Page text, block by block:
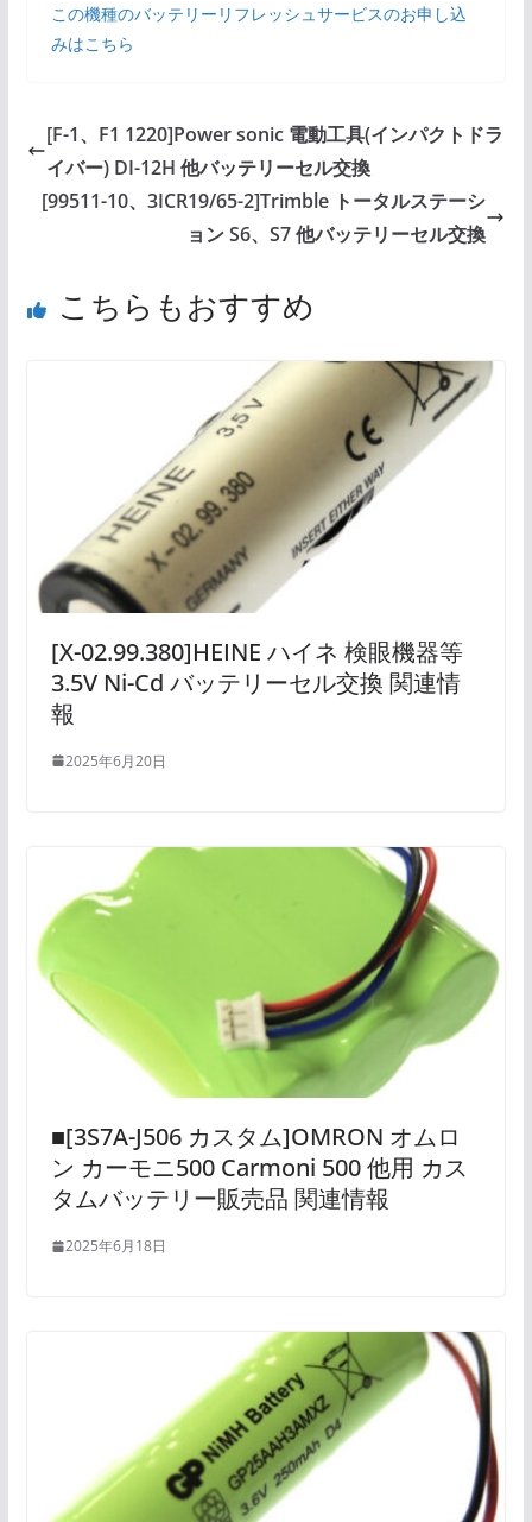
この機種のバッテリーリフレッシュサービスのお申し込
みはこちら
[F-1、F1 1220]Power sonic 電動工具(インパクトドラ
イバー) DI-12H 他バッテリーセル交換
[99511-10、3ICR19/65-2]Trimble トータルステーシ
ョン S6、S7 他バッテリーセル交換
こちらもおすすめ
[X-02.99.380]HEINE ハイネ 検眼機器等
3.5V Ni-Cd バッテリーセル交換 関連情
報
2025年6月20日
■[3S7A-J506 カスタム]OMRON オムロ
ン カーモニ500 Carmoni 500 他用 カス
タムバッテリー販売品 関連情報
2025年6月18日